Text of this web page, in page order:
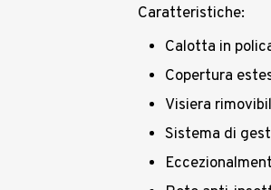
Caratteristiche:
Calotta in
Copertura
Visiera
Sistema di